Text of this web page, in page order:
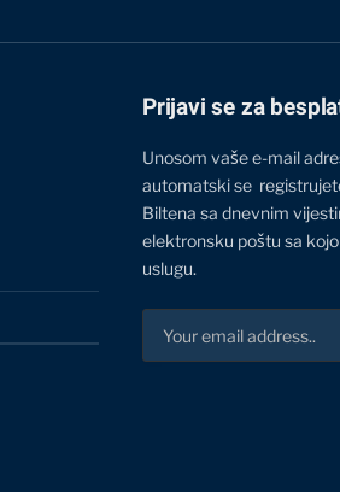
Prijavi se za
Unosom vaše e-mail
automatski se
Biltena sa dnevnim
elektronsku poštu sa
uslugu.